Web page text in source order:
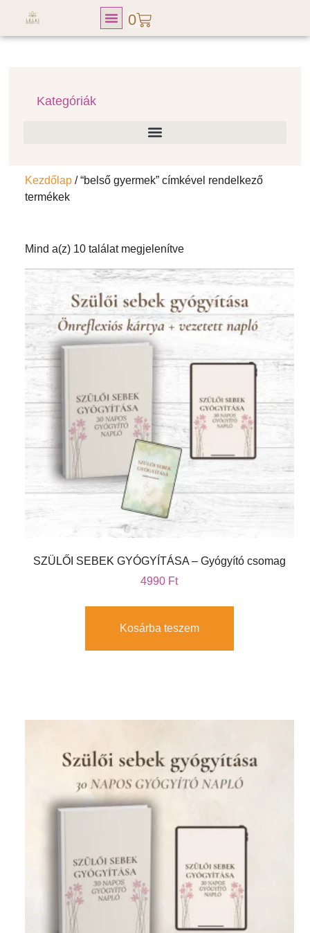
0
Kategóriák
Kezdőlap / “belső gyermek” címkével rendelkező
termékek
Mind a(z) 10 találat megjelenítve
SZÜLŐI SEBEK GYÓGYÍTÁSA – Gyógyító csomag
4990 Ft
Kosárba teszem